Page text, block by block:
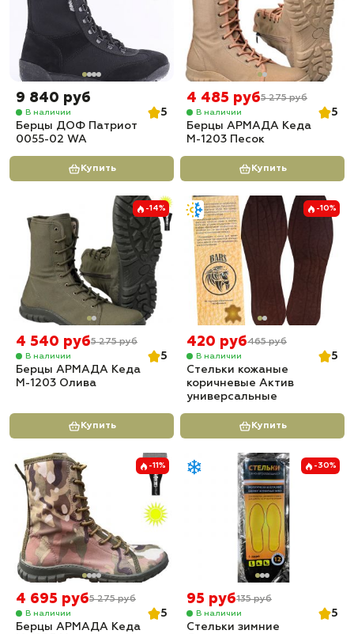
9 840 руб
В наличии
5
Берцы ДОФ Патриот
0055-02 WA
Купить
4 485 руб5 275 руб
В наличии
5
Берцы АРМАДА Кеда
М-1203 Песок
Купить
-14%
4 540 руб5 275 руб
В наличии
5
Берцы АРМАДА Кеда
М-1203 Олива
Купить
-10%
420 руб465 руб
В наличии
5
Стельки кожаные
коричневые Актив
универсальные
Купить
-11%
4 695 руб5 275 руб
В наличии
5
Берцы АРМАДА Кеда
-30%
95 руб135 руб
В наличии
5
Стельки зимние